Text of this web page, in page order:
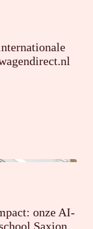
onze AI-
Saxion